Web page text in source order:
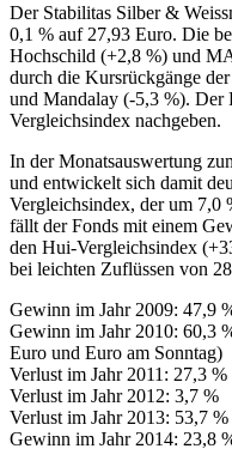
Der Stabilitas Silber &
0,1 % auf 27,93 Euro. Die
Hochschild (+2,8 %) und
durch die Kursrückgänge
und Mandalay (-5,3 %). Der
Vergleichsindex nachgeben.
In der Monatsauswertung
und entwickelt sich damit
Vergleichsindex, der um 7,0
fällt der Fonds mit einem
den Hui-Vergleichsindex
bei leichten Zuflüssen von
Gewinn im Jahr 2009: 47,9
Gewinn im Jahr 2010: 60,3
Euro und Euro am Sonntag)
Verlust im Jahr 2011: 27,3 %
Verlust im Jahr 2012: 3,7 %
Verlust im Jahr 2013: 53,7 %
Gewinn im Jahr 2014: 23,8